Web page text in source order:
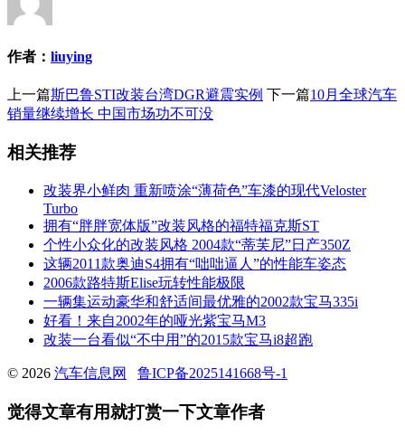
作者： liuying
上一篇斯巴鲁STI改装台湾DGR避震实例 下一篇10月全球汽车
销量继续增长 中国市场功不可没
相关推荐
改装界小鲜肉 重新喷涂“薄荷色”车漆的现代Veloster
Turbo
拥有“胖胖宽体版”改装风格的福特福克斯ST
个性小众化的改装风格 2004款“蒂芙尼”日产350Z
这辆2011款奥迪S4拥有“咄咄逼人”的性能车姿态
2006款路特斯Elise玩转性能极限
一辆集运动豪华和舒适间最优雅的2002款宝马335i
好看！来自2002年的哑光紫宝马M3
改装一台看似“不中用”的2015款宝马i8超跑
© 2026 汽车信息网 鲁ICP备2025141668号-1
觉得文章有用就打赏一下文章作者